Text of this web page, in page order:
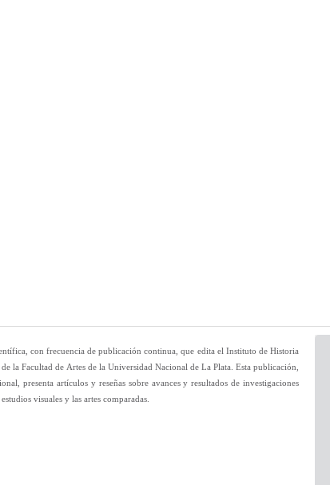
con frecuencia de publicación continua, que edita el Instituto de Historia
la Facultad de Artes de la Universidad Nacional de La Plata. Esta publicación,
presenta artículos y reseñas sobre avances y resultados de investigaciones
visuales y las artes comparadas.